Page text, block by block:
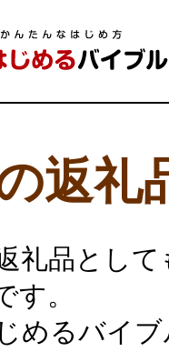
返礼
礼品とし
す。
めるバイ